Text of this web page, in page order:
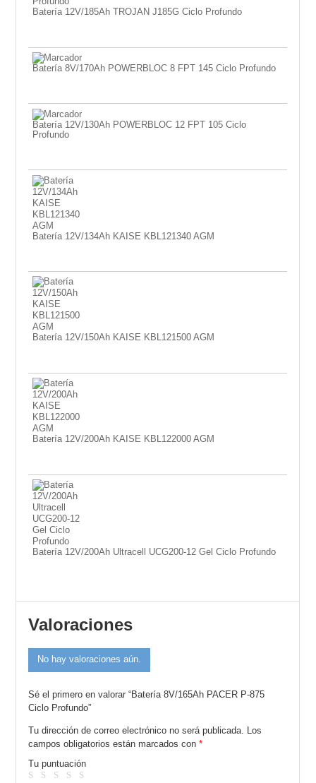
Batería 12V/185Ah TROJAN J185G Ciclo Profundo
Batería 8V/170Ah POWERBLOC 8 FPT 145 Ciclo Profundo
Batería 12V/130Ah POWERBLOC 12 FPT 105 Ciclo
Profundo
Batería 12V/134Ah KAISE KBL121340 AGM
Batería 12V/150Ah KAISE KBL121500 AGM
Batería 12V/200Ah KAISE KBL122000 AGM
Batería 12V/200Ah Ultracell UCG200-12 Gel Ciclo Profundo
Valoraciones
No hay valoraciones aún.
Sé el primero en valorar “Batería 8V/165Ah PACER P-875
Ciclo Profundo”
Tu dirección de correo electrónico no será publicada. Los
campos obligatorios están marcados con*
Tu puntuación